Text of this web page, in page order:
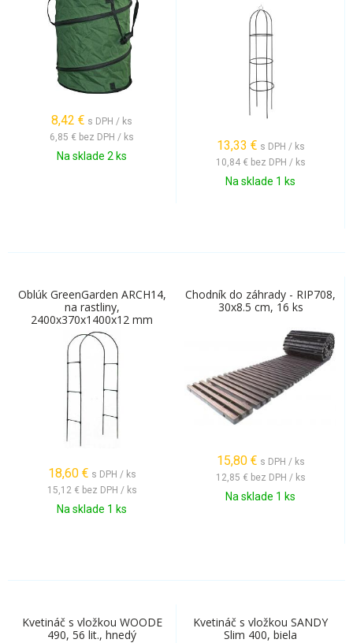
8,42 € s DPH / ks
6,85 € bez DPH / ks
Na sklade 2 ks
13,33 € s DPH / ks
10,84 € bez DPH / ks
Na sklade 1 ks
Oblúk GreenGarden ARCH14,
na rastliny,
2400x370x1400x12 mm
18,60 € s DPH / ks
15,12 € bez DPH / ks
Na sklade 1 ks
Chodník do záhrady - RIP708,
30x8.5 cm, 16 ks
15,80 € s DPH / ks
12,85 € bez DPH / ks
Na sklade 1 ks
Kvetináč s vložkou WOODE
490, 56 lit., hnedý
Kvetináč s vložkou SANDY
Slim 400, biela